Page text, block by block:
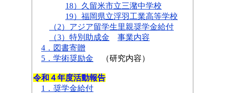
18）久留米市立三潴中学校
19）福岡県立浮羽工業高等学校
（2）アジア留学生里親奨学金給付
（3）特別助成金
事業内容
4．図書寄贈
5．学術奨励金 （研究内容）
令和４年度活動報告
1．奨学金給付